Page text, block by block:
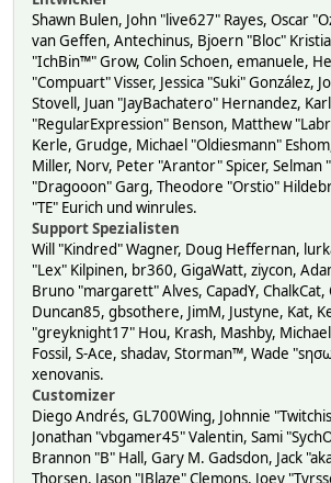
Shawn Bulen, John "live627" Rayes, Oscar
van Geffen, Antechinus, Bjoern "Bloc"
"IchBin™" Grow, Colin Schoen, emanuele,
"Compuart" Visser, Jessica "Suki" González,
Stovell, Juan "JayBachatero" Hernandez, Karl
"RegularExpression" Benson, Matthew
Kerle, Grudge, Michael "Oldiesmann"
Miller, Norv, Peter "Arantor" Spicer, Selman
"Dragooon" Garg, Theodore "Orstio"
"TE" Eurich und winrules.
Support Spezialisten
Will "Kindred" Wagner, Doug Heffernan,
"Lex" Kilpinen, br360, GigaWatt, ziycon,
Bruno "margarett" Alves, CapadY, ChalkCat,
Duncan85, gbsothere, JimM, Justyne, Kat,
"greyknight17" Hou, Krash, Mashby,
Fossil, S-Ace, shadav, Storman™, Wade
xenovanis.
Customizer
Diego Andrés, GL700Wing, Johnnie
Jonathan "vbgamer45" Valentin, Sami
Brannon "B" Hall, Gary M. Gadsdon, Jack
Thorsen, Jason "JBlaze" Clemons, Joey